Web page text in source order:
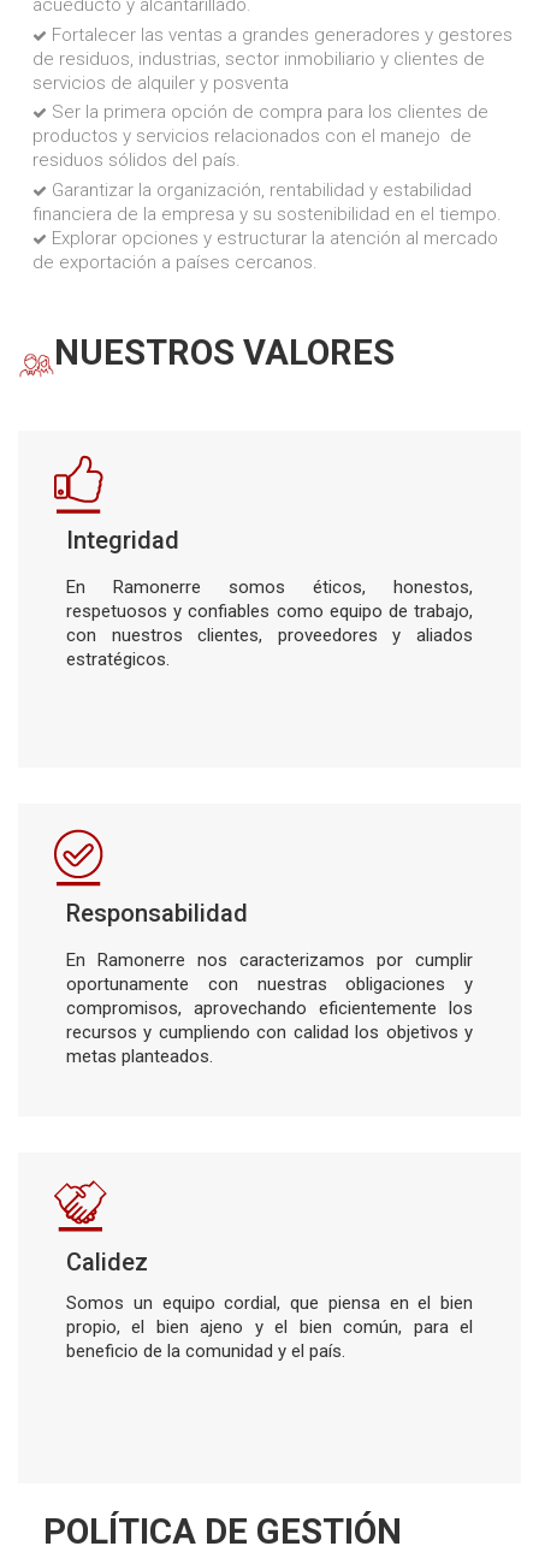
acueducto y alcantarillado.
Fortalecer las ventas a grandes generadores y gestores
de residuos, industrias, sector inmobiliario y clientes de
servicios de alquiler y posventa
Ser la primera opción de compra para los clientes de
productos y servicios relacionados con el manejo de
residuos sólidos del país.
Garantizar la organización, rentabilidad y estabilidad
financiera de la empresa y su sostenibilidad en el tiempo.
Explorar opciones y estructurar la atención al mercado
de exportación a países cercanos.
NUESTROS VALORES
Integridad
En Ramonerre somos éticos, honestos,
respetuosos y confiables como equipo de trabajo,
con nuestros clientes, proveedores y aliados
estratégicos.
Responsabilidad
En Ramonerre nos caracterizamos por cumplir
oportunamente con nuestras obligaciones y
compromisos, aprovechando eficientemente los
recursos y cumpliendo con calidad los objetivos y
metas planteados.
Calidez
Somos un equipo cordial, que piensa en el bien
propio, el bien ajeno y el bien común, para el
beneficio de la comunidad y el país.
POLÍTICA DE GESTIÓN